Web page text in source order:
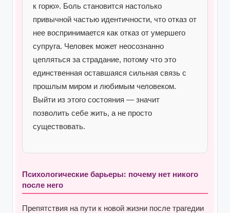
к горю». Боль становится настолько
привычной частью идентичности, что отказ от
нее воспринимается как отказ от умершего
супруга. Человек может неосознанно
цепляться за страдание, потому что это
единственная оставшаяся сильная связь с
прошлым миром и любимым человеком.
Выйти из этого состояния — значит
позволить себе жить, а не просто
существовать.
Психологические барьеры: почему нет никого
после него
Препятствия на пути к новой жизни после трагедии